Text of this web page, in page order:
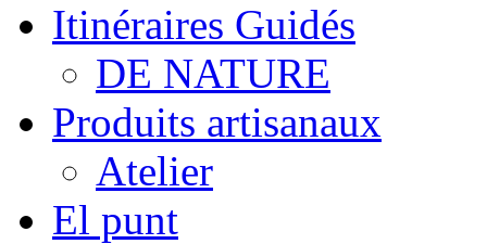
Itinéraires Guidés
DE NATURE
Produits artisanaux
Atelier
El punt